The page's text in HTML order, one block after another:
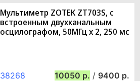
Мультиметр ZOTEK ZT703S, с
встроенным двухканальным
осцилографом, 50МГц x 2, 250 мс
38268 10050 / 9400